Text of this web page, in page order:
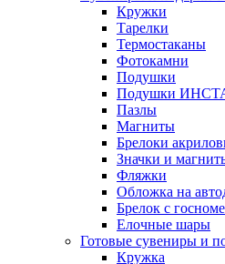
Кружки
Тарелки
Термостаканы
Фотокамни
Подушки
Подушки
Пазлы
Магниты
Брелоки
Значки и
Фляжки
Обложка на
Брелок с
Елочные шары
Готовые сувениры и
Кружка